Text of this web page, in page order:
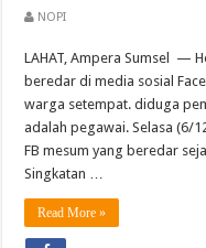
NOPI
LAHAT, Ampera Sumsel —
beredar di media sosial
warga setempat. diduga
adalah pegawai. Selasa (6/
FB mesum yang beredar
Singkatan …
Read More »